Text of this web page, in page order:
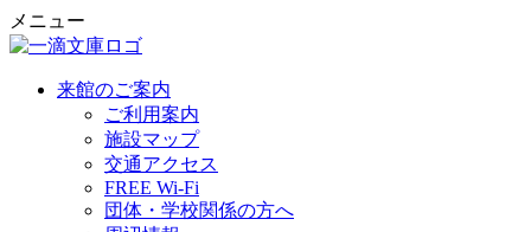
メニュー
来館のご案内
ご利用案内
施設マップ
交通アクセス
FREE Wi-Fi
団体・学校関係の方へ